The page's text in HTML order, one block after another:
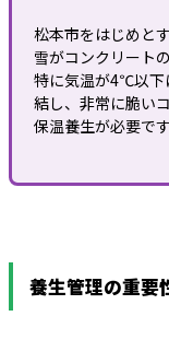
松本市をはじめと
雪がコンクリート
特に気温が4℃以下
結し、非常に脆い
保温養生が必要です
養生管理の重要